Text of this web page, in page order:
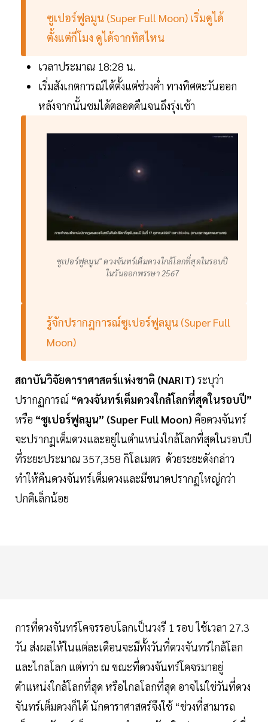
ซูเปอร์ฟูลมูน (Super Full Moon) เริ่มดูได้
ตั้งแต่กี่โมง ดูได้จากทิศไหน
เวลาประมาณ 18:28 น.
เริ่มสังเกตการณ์ได้ตั้งแต่ช่วงค่ำ ทางทิศตะวันออก
หลังจากนั้นชมได้ตลอดคืนจนถึงรุ่งเช้า
ซูเปอร์ฟูลมูน" ดวงจันทร์เต็มดวงใกล้โลกที่สุดในรอบปี
ในวันออกพรรษา 2567
รู้จักปรากฎการณ์ซูเปอร์ฟูลมูน (Super Full
Moon)
สถาบันวิจัยดาราศาสตร์แห่งชาติ (NARIT) ระบุว่า
ปรากฏการณ์ “ดวงจันทร์เต็มดวงใกล้โลกที่สุดในรอบปี”
หรือ “ซูเปอร์ฟูลมูน” (Super Full Moon) คือดวงจันทร์
จะปรากฏเต็มดวงและอยู่ในตำแหน่งใกล้โลกที่สุดในรอบปี
ที่ระยะประมาณ 357,358 กิโลเมตร ด้วยระยะดังกล่าว
ทำให้คืนดวงจันทร์เต็มดวงและมีขนาดปรากฏใหญ่กว่า
ปกติเล็กน้อย
การที่ดวงจันทร์โคจรรอบโลกเป็นวงรี 1 รอบ ใช้เวลา 27.3
วัน ส่งผลให้ในแต่ละเดือนจะมีทั้งวันที่ดวงจันทร์ใกล้โลก
และไกลโลก แต่ทว่า ณ ขณะที่ดวงจันทร์โคจรมาอยู่
ตำแหน่งใกล้โลกที่สุด หรือไกลโลกที่สุด อาจไม่ใช่วันที่ดวง
จันทร์เต็มดวงก็ได้ นักดาราศาสตร์จึงใช้ “ช่วงที่สามารถ